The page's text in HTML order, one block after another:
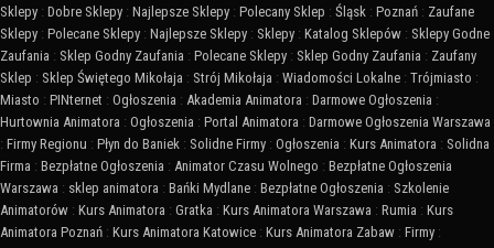
Sklepy : Dobre Sklepy : Najlepsze Sklepy : Polecany Sklep : Śląsk : Poznań : Zaufane
Sklepy : Polecane Sklepy : Najlepsze Sklepy : Sklepy : Katalog Sklepów : Sklepy Godne
Zaufania : Sklep Godny Zaufania : Polecane Sklepy : Sklep Godny Zaufania : Zaufany
Sklep : Sklep Świętego Mikołaja : Strój Mikołaja : Wiadomości Lokalne : Trójmiasto :
Miasto : PINternet : Ogłoszenia : Akademia Animatora : Darmowe Ogłoszenia :
Hurtownia Animatora : Ogłoszenia : Portal Animatora : Darmowe Ogłoszenia Warszawa
: Firmy Regionu : Płyn do Baniek : Solidne Firmy : Ogłoszenia : Kurs Animatora : Solidna
Firma : Bezpłatne Ogłoszenia : Animator Czasu Wolnego : Bezpłatne Ogłoszenia
Warszawa : sklep animatora : Bańki Mydlane : Bezpłatne Ogłoszenia : Szkolenie
Animatorów : Kurs Animatora : Gratka : Kurs Animatora Warszawa : Rumia : Kurs
Animatora Poznań : Kurs Animatora Katowice : Kurs Animatora Zabaw : Firmy :